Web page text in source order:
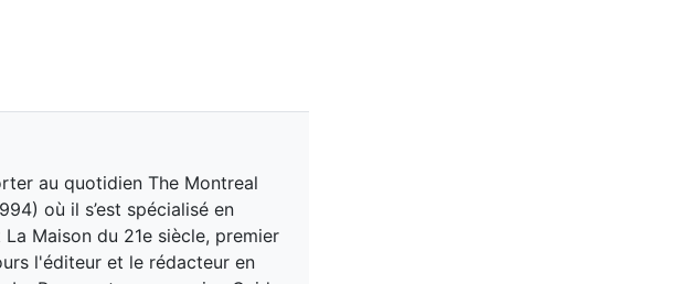
au quotidien The Montreal
où il s’est spécialisé en
Maison du 21e siècle, premier
l'éditeur et le rédacteur en